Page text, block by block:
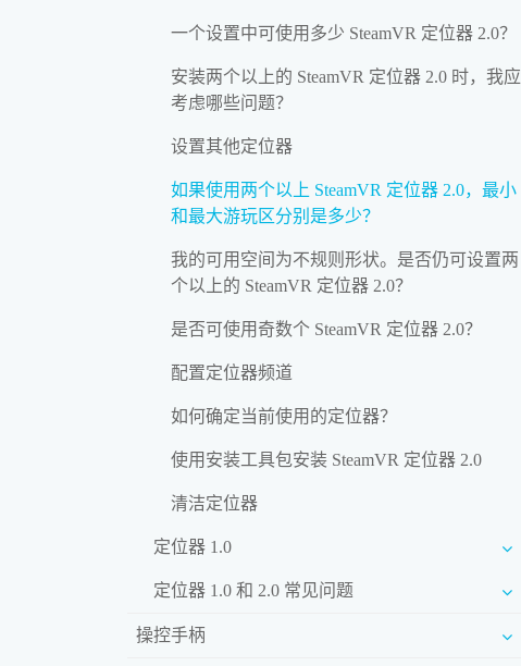
一个设置中可使用多少 SteamVR 定位器 2.0？
安装两个以上的 SteamVR 定位器 2.0 时，我应
考虑哪些问题？
设置其他定位器
如果使用两个以上 SteamVR 定位器 2.0，最小
和最大游玩区分别是多少？
我的可用空间为不规则形状。是否仍可设置两
个以上的 SteamVR 定位器 2.0？
是否可使用奇数个 SteamVR 定位器 2.0？
配置定位器频道
如何确定当前使用的定位器？
使用安装工具包安装 SteamVR 定位器 2.0
清洁定位器
定位器 1.0
定位器 1.0 和 2.0 常见问题
操控手柄